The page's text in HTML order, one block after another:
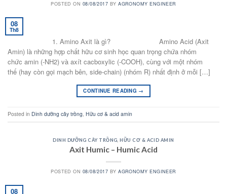
POSTED ON 08/08/2017 BYAGRONOMY ENGINEER
08
Th8
1. Amino Axit là gì? Amino Acid (Axit
Amin) là những hợp chất hữu cơ sinh học quan trọng chứa nhóm
chức amin (-NH2) và axít cacboxylic (-COOH), cùng với một nhóm
thế (hay còn gọi mạch bên, side-chain) (nhóm R) nhất định ở mỗi […]
CONTINUE READING →
Posted in Dinh dưỡng cây trồng, Hữu cơ & acid amin
DINH DƯỠNG CÂY TRỒNG ,HỮU CƠ & ACID AMIN
Axit Humic – Humic Acid
POSTED ON 08/08/2017 BYAGRONOMY ENGINEER
08